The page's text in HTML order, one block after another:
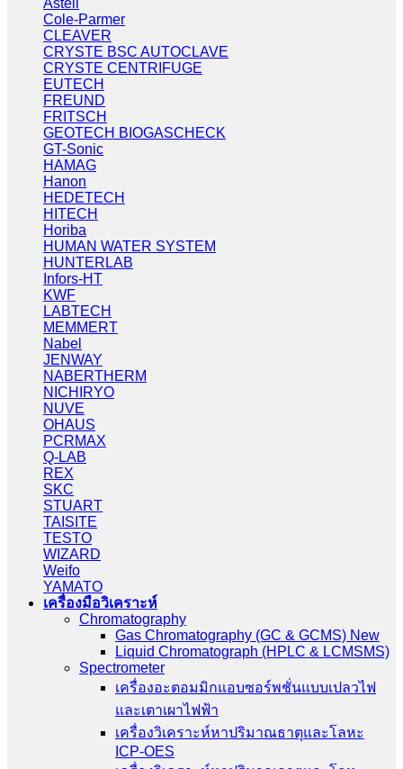
Astell
Cole-Parmer
CLEAVER
CRYSTE BSC AUTOCLAVE
CRYSTE CENTRIFUGE
EUTECH
FREUND
FRITSCH
GEOTECH BIOGASCHECK
GT-Sonic
HAMAG
Hanon
HEDETECH
HITECH
Horiba
HUMAN WATER SYSTEM
HUNTERLAB
Infors-HT
KWF
LABTECH
MEMMERT
Nabel
JENWAY
NABERTHERM
NICHIRYO
NUVE
OHAUS
PCRMAX
Q-LAB
REX
SKC
STUART
TAISITE
TESTO
WIZARD
Weifo
YAMATO
เครื่องมือวิเคราะห์
Chromatography
Gas Chromatography (GC & GCMS) New
Liquid Chromatograph (HPLC & LCMSMS)
Spectrometer
เครื่องอะตอมมิกแอบซอร์พชั่นแบบเปลวไฟ
และเตาเผาไฟฟ้า
เครื่องวิเคราะห์หาปริมาณธาตุและโลหะ
ICP-OES